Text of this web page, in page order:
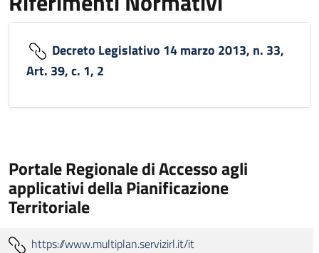
Decreto Legislativo 14 marzo 2013, n. 33,
Art. 39, c. 1, 2
Portale Regionale di Accesso agli
applicativi della Pianificazione
Territoriale
https://www.multiplan.servizirl.it/it